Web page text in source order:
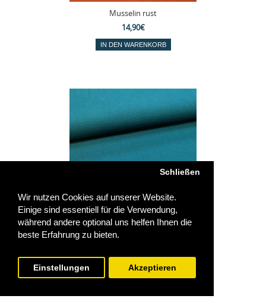
Wir nutzen Cookies auf unserer Website.
Einige sind essentiell für die Verwendung,
während andere optional uns helfen Ihnen die
beste Erfahrung zu bieten.
Schließen
Einstellungen Akzeptieren
Musselin rust
14,90€
Musselin petrol